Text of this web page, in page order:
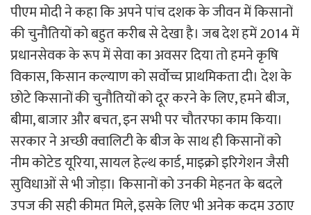
पीएम मोदी ने कहा कि अपने पांच दशक के जीवन में किसानों
की चुनौतियों को बहुत करीब से देखा है। जब देश हमें 2014 में
प्रधानसेवक के रूप में सेवा का अवसर दिया तो हमने कृषि
विकास, किसान कल्याण को सर्वोच्च प्राथमिकता दी। देश के
छोटे किसानों की चुनौतियों को दूर करने के लिए, हमने बीज,
बीमा, बाजार और बचत, इन सभी पर चौतरफा काम किया।
सरकार ने अच्छी क्वालिटी के बीज के साथ ही किसानों को
नीम कोटेड यूरिया, सायल हेल्थ कार्ड, माइक्रो इरिगेशन जैसी
सुविधाओं से भी जोड़ा। किसानों को उनकी मेहनत के बदले
उपज की सही कीमत मिले, इसके लिए भी अनेक कदम उठाए